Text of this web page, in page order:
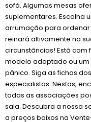
sofá. Algumas mesas
suplementares. Escolha
arrumação para ordenar
reinará altivamente na
circunstâncias! Está
modelo adaptado ou
pânico. Siga as fichas
especialistas. Nestas,
todas as associações
sala. Descubra a nossa
a preços baixos na